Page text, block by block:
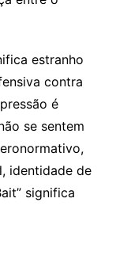
estranho
contra
é
se sentem
identidade de
significa